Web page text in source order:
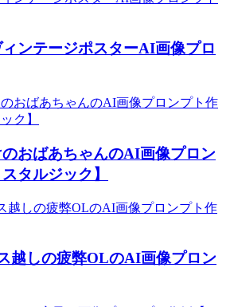
ンテージポスターAI画像プロ
おばあちゃんのAI画像プロン
タルジック】
越しの疲弊OLのAI画像プロン